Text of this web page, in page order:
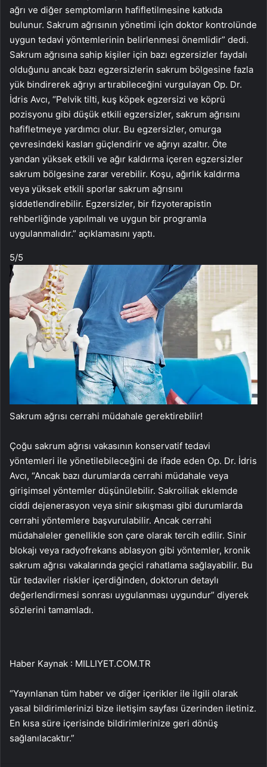
ağrı ve diğer semptomların hafifletilmesine katkıda
bulunur. Sakrum ağrısının yönetimi için doktor kontrolünde
uygun tedavi yöntemlerinin belirlenmesi önemlidir” dedi.
Sakrum ağrısına sahip kişiler için bazı egzersizler faydalı
olduğunu ancak bazı egzersizlerin sakrum bölgesine fazla
yük bindirerek ağrıyı artırabileceğini vurgulayan Op. Dr.
İdris Avcı, “Pelvik tilti, kuş köpek egzersizi ve köprü
pozisyonu gibi düşük etkili egzersizler, sakrum ağrısını
hafifletmeye yardımcı olur. Bu egzersizler, omurga
çevresindeki kasları güçlendirir ve ağrıyı azaltır. Öte
yandan yüksek etkili ve ağır kaldırma içeren egzersizler
sakrum bölgesine zarar verebilir. Koşu, ağırlık kaldırma
veya yüksek etkili sporlar sakrum ağrısını
şiddetlendirebilir. Egzersizler, bir fizyoterapistin
rehberliğinde yapılmalı ve uygun bir programla
uygulanmalıdır.” açıklamasını yaptı.
5/5
Sakrum ağrısı cerrahi müdahale gerektirebilir!
Çoğu sakrum ağrısı vakasının konservatif tedavi
yöntemleri ile yönetilebileceğini de ifade eden Op. Dr. İdris
Avcı, “Ancak bazı durumlarda cerrahi müdahale veya
girişimsel yöntemler düşünülebilir. Sakroiliak eklemde
ciddi dejenerasyon veya sinir sıkışması gibi durumlarda
cerrahi yöntemlere başvurulabilir. Ancak cerrahi
müdahaleler genellikle son çare olarak tercih edilir. Sinir
blokajı veya radyofrekans ablasyon gibi yöntemler, kronik
sakrum ağrısı vakalarında geçici rahatlama sağlayabilir. Bu
tür tedaviler riskler içerdiğinden, doktorun detaylı
değerlendirmesi sonrası uygulanması uygundur” diyerek
sözlerini tamamladı.
Haber Kaynak : MILLIYET.COM.TR
“Yayınlanan tüm haber ve diğer içerikler ile ilgili olarak
yasal bildirimlerinizi bize iletişim sayfası üzerinden iletiniz.
En kısa süre içerisinde bildirimlerinize geri dönüş
sağlanılacaktır.”